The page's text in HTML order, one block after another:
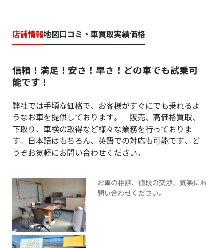
店舗情報地図口コミ・車買取実績価格
信頼！満足！安さ！早さ！どの車でも試乗可
能です！
弊社では手頃な価格で、お客様がすぐにでも乗れるよ
うなお車を提供しております。 販売、高価格買取、
下取り、車検の取得など様々な業務を行っておりま
す。日本語はもちろん、英語での対応も可能です、ど
うぞお気軽にお問い合わせください。
お車の相談、値段の交渉、気楽にお
問い合わせください。